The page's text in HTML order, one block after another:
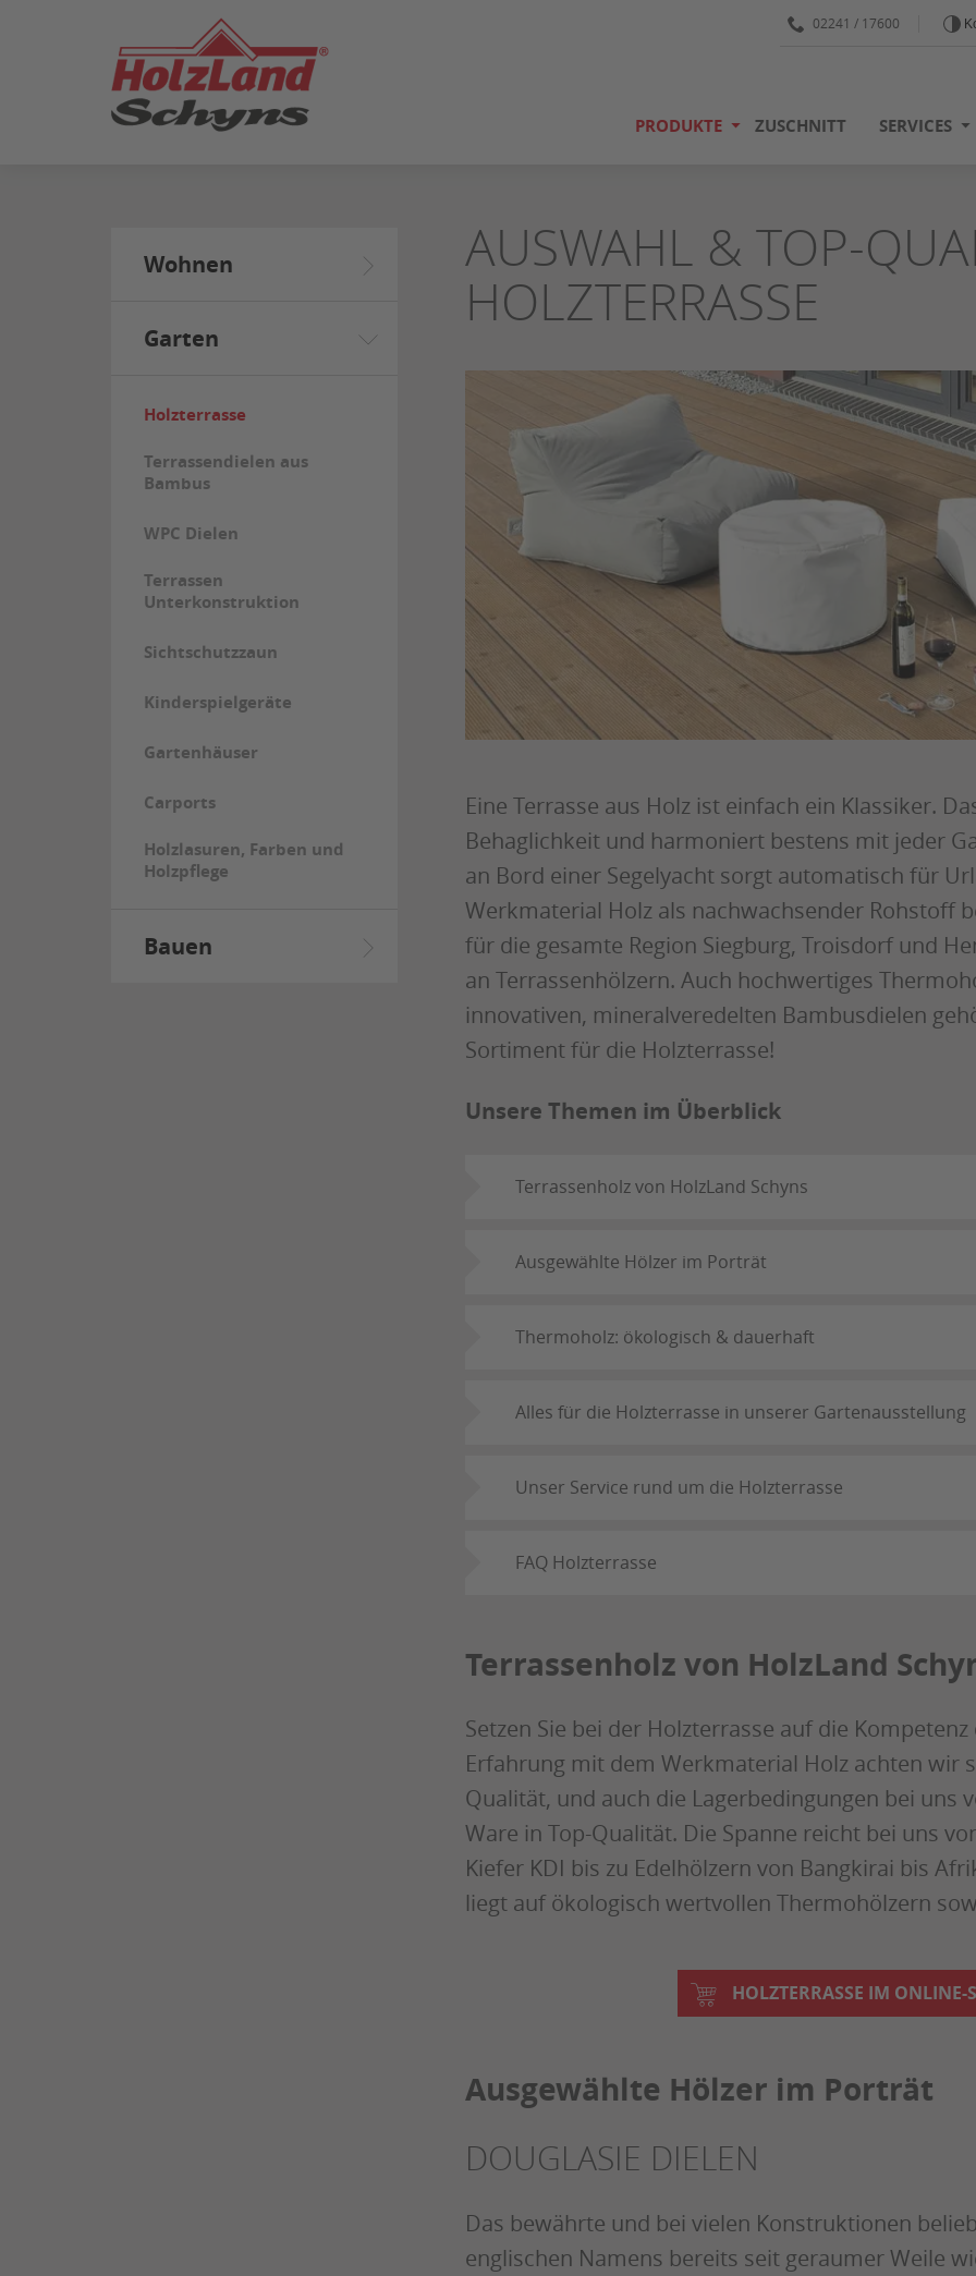
SEITENINHALT
SPRINGEN
02241 / 17600
PRODUKTE ZUSCHNITT SERVICES
Wohnen
Garten
Holzterrasse
Terrassendielen aus
Bambus
WPC Dielen
Terrassen
Unterkonstruktion
Sichtschutzzaun
Kinderspielgeräte
Gartenhäuser
Carports
Holzlasuren, Farben und
Holzpflege
Bauen
AUSWAHL & TOP-
HOLZTERRASSE
Eine Terrasse aus Holz ist einfach ein Klassiker.
Behaglichkeit und harmoniert bestens mit jeder
an Bord einer Segelyacht sorgt automatisch für
Werkmaterial Holz als nachwachsender Rohstoff
für die gesamte Region Siegburg, Troisdorf und
an Terrassenhölzern. Auch hochwertiges
innovativen, mineralveredelten Bambusdielen
Sortiment für die Holzterrasse!
Unsere Themen im Überblick
Terrassenholz von HolzLand Schyns
Ausgewählte Hölzer im Porträt
Thermoholz: ökologisch & dauerhaft
Alles für die Holzterrasse in unserer Gartenausstellung
Unser Service rund um die Holzterrasse
FAQ Holzterrasse
Terrassenholz von HolzLand
Setzen Sie bei der Holzterrasse auf die
Erfahrung mit dem Werkmaterial Holz achten wir
Qualität, und auch die Lagerbedingungen bei uns
Ware in Top-Qualität. Die Spanne reicht bei uns
Kiefer KDI bis zu Edelhölzern von Bangkirai bis
liegt auf ökologisch wertvollen Thermohölzern
HOLZTERRASSE IM ONLINE-
Ausgewählte Hölzer im Porträt
DOUGLASIE DIELEN
Das bewährte und bei vielen Konstruktionen
englischen Namens bereits seit geraumer Weile